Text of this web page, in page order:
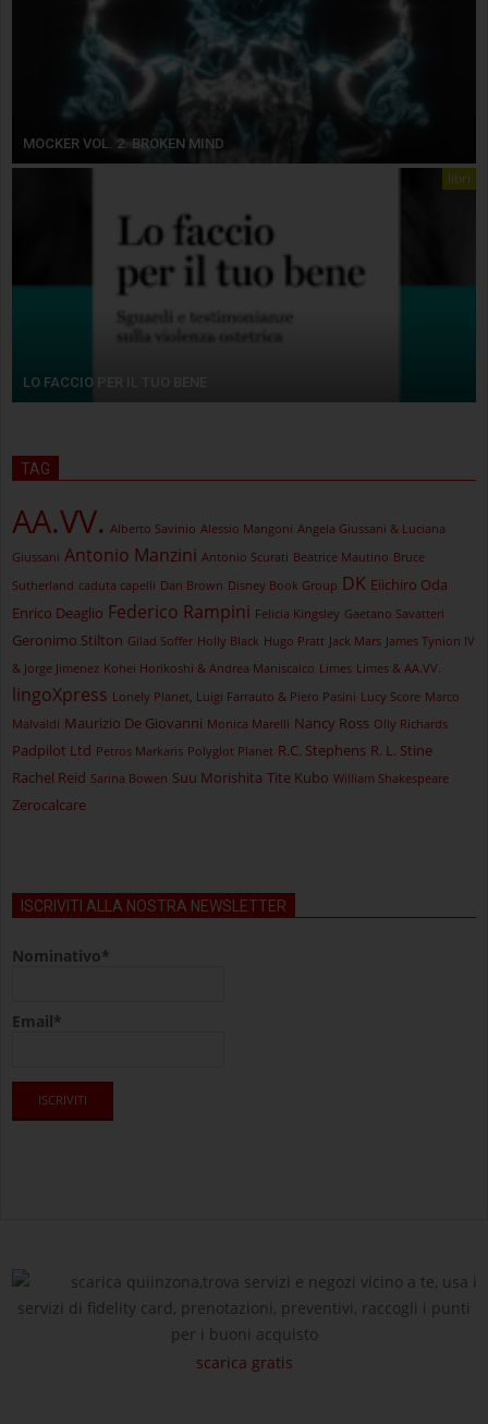
MOCKER VOL. 2. BROKEN MIND
libri
LO FACCIO PER IL TUO BENE
TAG
AA.VV. Alberto Savinio Alessio Mangoni Angela Giussani & Luciana
Giussani Antonio Manzini Antonio Scurati Beatrice Mautino Bruce
Sutherland caduta capelli Dan Brown Disney Book Group DK Eiichiro Oda
Enrico Deaglio Federico Rampini Felicia Kingsley Gaetano Savatteri
Geronimo Stilton Gilad Soffer Holly Black Hugo Pratt Jack Mars James Tynion IV
& Jorge Jimenez Kohei Horikoshi & Andrea Maniscalco Limes Limes & AA.VV.
lingoXpress Lonely Planet, Luigi Farrauto & Piero Pasini Lucy Score Marco
Malvaldi Maurizio De Giovanni Monica Marelli Nancy Ross Olly Richards
Padpilot Ltd Petros Markaris Polyglot Planet R.C. Stephens R. L. Stine
Rachel Reid Sarina Bowen Suu Morishita Tite Kubo William Shakespeare
Zerocalcare
ISCRIVITI ALLA NOSTRA NEWSLETTER
Nominativo*
Email*
scarica quiinzona,trova servizi e negozi vicino a te, usa i
servizi di fidelity card, prenotazioni, preventivi, raccogli i punti
per i buoni acquisto
scarica gratis